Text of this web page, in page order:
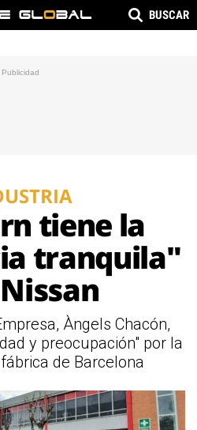
BUSCAR
tiene la
tranquila"
Àngels Chacón,
y preocupación" por la
de Barcelona